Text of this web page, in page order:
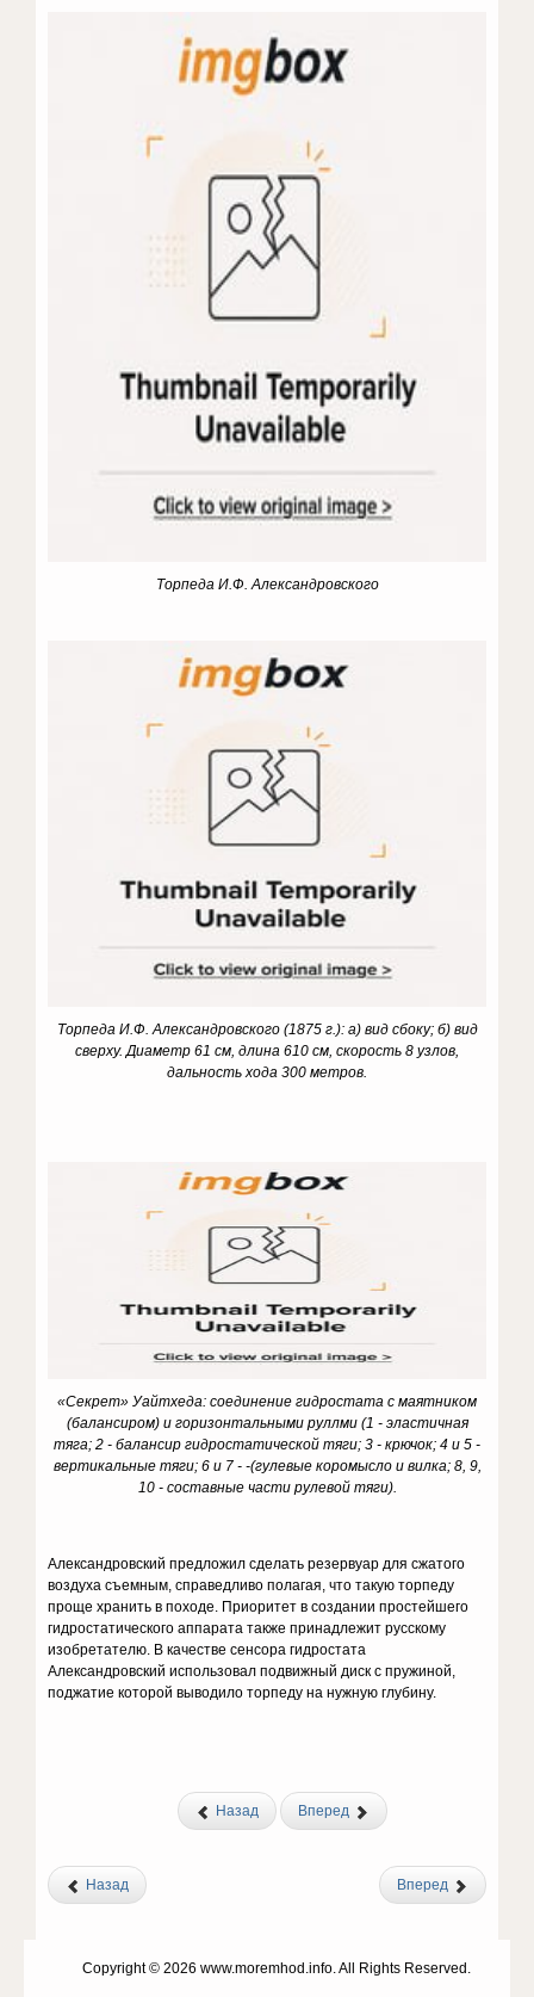
Торпеда И.Ф. Александровского
Торпеда И.Ф. Александровского (1875 г.): а) вид сбоку; б) вид
сверху. Диаметр 61 см, длина 610 см, скорость 8 узлов,
дальность хода 300 метров.
«Секрет» Уайтхеда: соединение гидростата с маятником
(балансиром) и горизонтальными руллми (1 - эластичная
тяга; 2 - балансир гидростатической тяги; 3 - крючок; 4 и 5 -
вертикальные тяги; 6 и 7 - -(гулевые коромысло и вилка; 8, 9,
10 - составные части рулевой тяги).
Александровский предложил сделать резервуар для сжатого
воздуха съемным, справедливо полагая, что такую торпеду
проще хранить в походе. Приоритет в создании простейшего
гидростатического аппарата также принадлежит русскому
изобретателю. В качестве сенсора гидростата
Александровский использовал подвижный диск с пружиной,
поджатие которой выводило торпеду на нужную глубину.
Назад Вперед
Назад Вперед
Copyright © 2026 www.moremhod.info. All Rights Reserved.